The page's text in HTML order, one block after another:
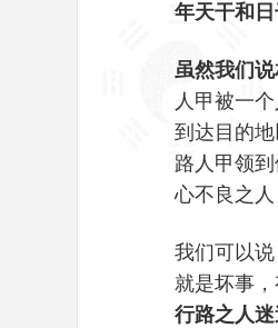
年天干和
虽然我们说
人甲被一
到达目的
路人甲领
心不良之
我们可以说
就是坏事
行路之人